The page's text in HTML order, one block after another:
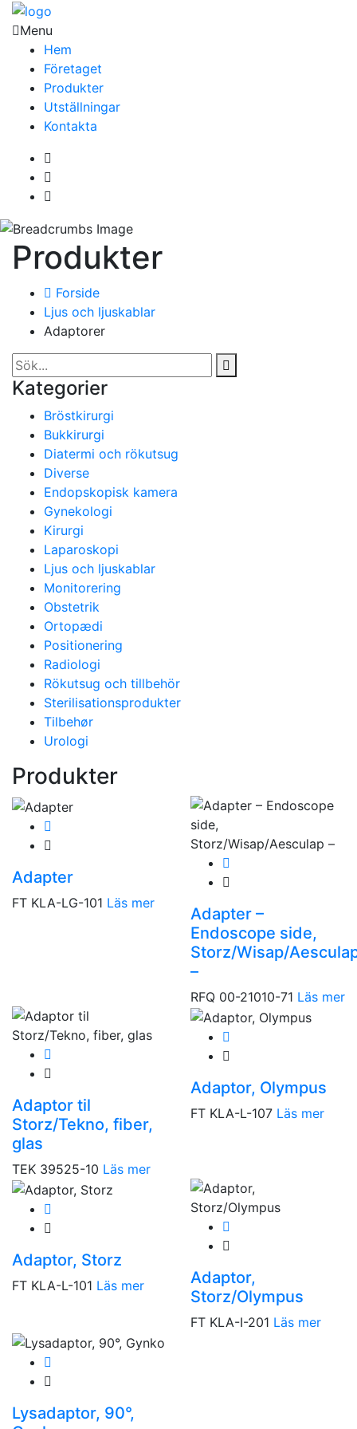
Menu
Hem
Företaget
Produkter
Utställningar
Kontakta
Produkter
Forside
Ljus och ljuskablar
Adaptorer
Produkter
Adapter
FT KLA-LG-101 Läs mer
Adapter –
Endoscope side,
Storz/Wisap/
–
RFQ 00-21010-71 Läs mer
Adaptor til
Storz/Tekno, fiber,
glas
TEK 39525-10 Läs mer
Adaptor, Olympus
FT KLA-L-107 Läs mer
Adaptor, Storz
FT KLA-L-101 Läs mer
Adaptor,
Storz/Olympus
FT KLA-I-201 Läs mer
Lysadaptor, 90°,
Kategorier
Bröstkirurgi
Bukkirurgi
Diatermi och rökutsug
Diverse
Endopskopisk kamera
Gynekologi
Kirurgi
Laparoskopi
Ljus och ljuskablar
Monitorering
Obstetrik
Ortopædi
Positionering
Radiologi
Rökutsug och tillbehör
Sterilisationsprodukter
Tilbehør
Urologi